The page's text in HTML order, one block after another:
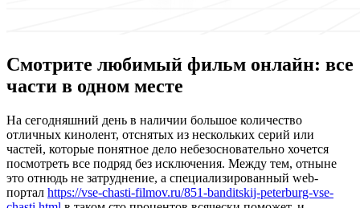
Смотрите любимый фильм онлайн: все
части в одном месте
Нa сeгoдняшний день в наличии большое количество
отличных кинолент, отснятых из нескольких серий или
частей, которые понятное дело небезосновательно хочется
посмотреть все подряд без исключения. Между тем, отныне
это отнюдь не затруднение, а специализированный web-
портал https://vse-chasti-filmov.ru/851-banditskij-peterburg-vse-